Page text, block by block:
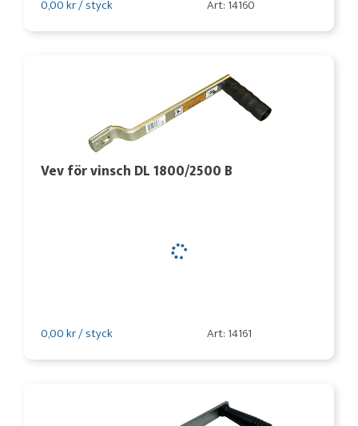
0,00 kr / styck Art: 14160
Vev för vinsch DL 1800/2500 B
0,00 kr / styck Art: 14161